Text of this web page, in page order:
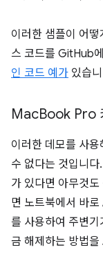
이러한 샘플이 어
스 코드를 GitHub
인 코드 예가 있습
MacBook Pro
이러한 데모를 사
수 없다는 것입니
가 있다면 아무것
면 노트북에서 바
를 사용하여 주변
금 해제하는 방법을